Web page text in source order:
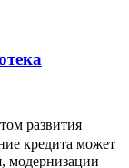
развития
кредита может
модернизации